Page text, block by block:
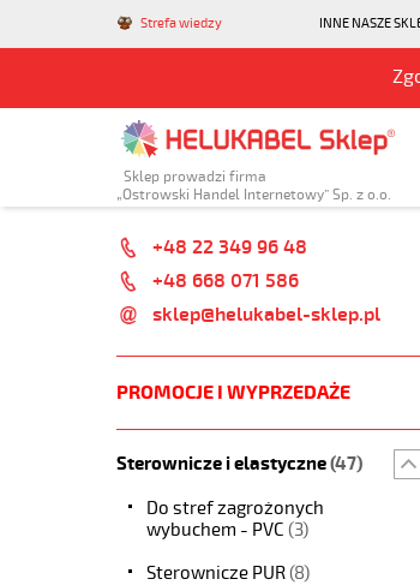
Strefa wiedzy INNE NASZE
Sklep prowadzi firma
„Ostrowski Handel Internetowy” Sp. z o.o.
+48 22 349 96 48
+48 668 071 586
sklep@helukabel-sklep.pl
PROMOCJE I WYPRZEDAŻE
Sterownicze i elastyczne(47)
Do stref zagrożonych
wybuchem - PVC (3)
Sterownicze PUR(8)